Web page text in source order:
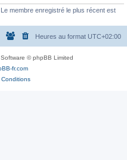
membre enregistré le plus récent est
Heures au format UTC+02:00
© phpBB Limited
fr.com
Conditions